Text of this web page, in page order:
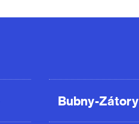
Bubny-Zátory